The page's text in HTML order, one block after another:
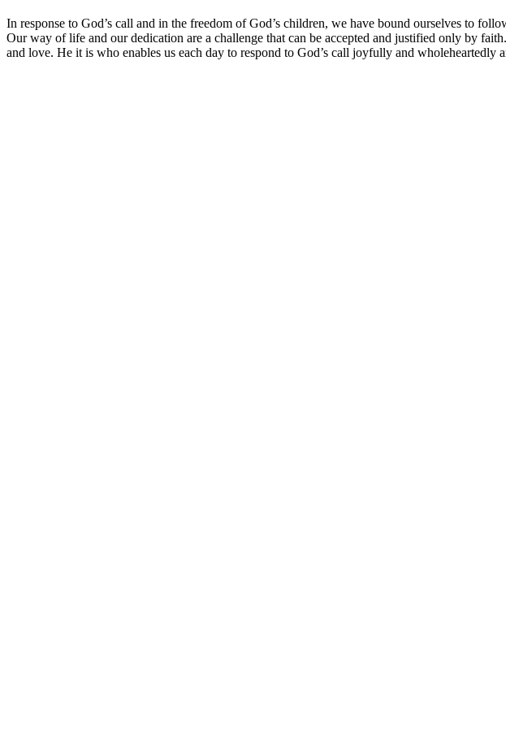
In response to God’s call and in the freedom of God’s children, we have bound ourselves to
Our way of life and our dedication are a challenge that can be accepted and justified only by
and love. He it is who enables us each day to respond to God’s call joyfully and wholeheartedly